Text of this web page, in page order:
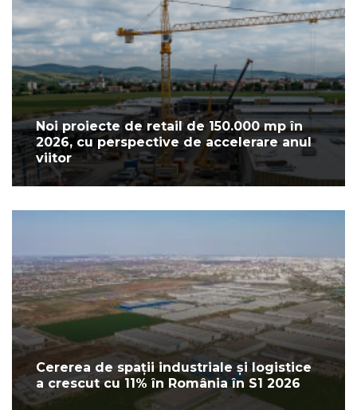
Noi proiecte de retail de 150.000 mp în
2026, cu perspective de accelerare anul
viitor
Cererea de spații industriale și logistice
a crescut cu 11% în România în S1 2026